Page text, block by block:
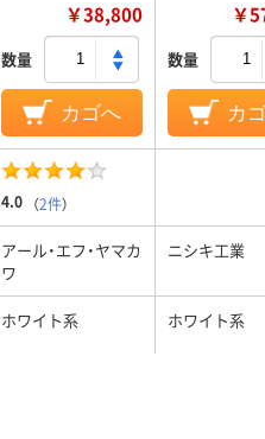
￥38,800
数量
カゴへ
￥
数量
カ
4.0 （2件）
アール・エフ・ヤマカ
ワ
ニシキ工業
ホワイト系 ホワイト系